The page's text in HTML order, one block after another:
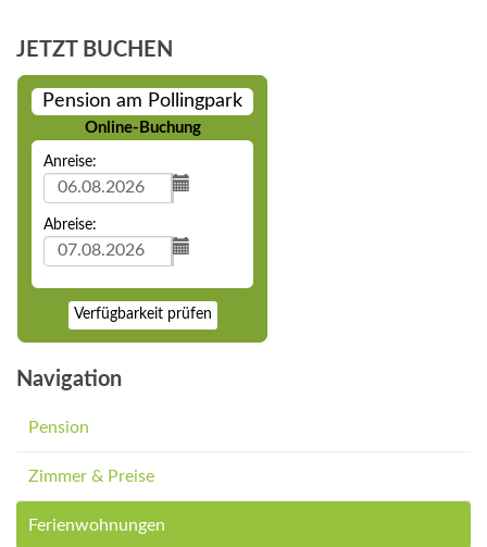
JETZT BUCHEN
Pension am Pollingpark
Online-Buchung
Anreise:
Abreise:
Verfügbarkeit prüfen
Navigation
Pension
Zimmer & Preise
Ferienwohnungen